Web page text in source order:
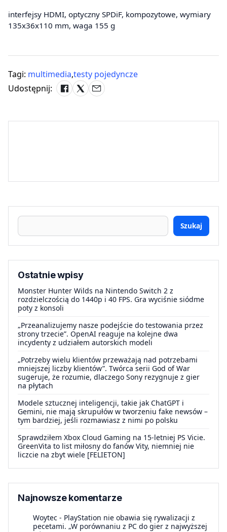
interfejsy HDMI, optyczny SPDiF, kompozytowe, wymiary
135x36x110 mm, waga 155 g
Tagi: multimedia,testy pojedyncze
Udostępnij:
Szukaj
Ostatnie wpisy
Monster Hunter Wilds na Nintendo Switch 2 z
rozdzielczością do 1440p i 40 FPS. Gra wyciśnie siódme
poty z konsoli
„Przeanalizujemy nasze podejście do testowania przez
strony trzecie”. OpenAI reaguje na kolejne dwa
incydenty z udziałem autorskich modeli
„Potrzeby wielu klientów przeważają nad potrzebami
mniejszej liczby klientów”. Twórca serii God of War
sugeruje, że rozumie, dlaczego Sony rezygnuje z gier
na płytach
Modele sztucznej inteligencji, takie jak ChatGPT i
Gemini, nie mają skrupułów w tworzeniu fake newsów –
tym bardziej, jeśli rozmawiasz z nimi po polsku
Sprawdziłem Xbox Cloud Gaming na 15-letniej PS Vicie.
GreenVita to list miłosny do fanów Vity, niemniej nie
liczcie na zbyt wiele [FELIETON]
Najnowsze komentarze
Woytec - PlayStation nie obawia się rywalizacji z
pecetami. „W porównaniu z PC do gier z najwyższej